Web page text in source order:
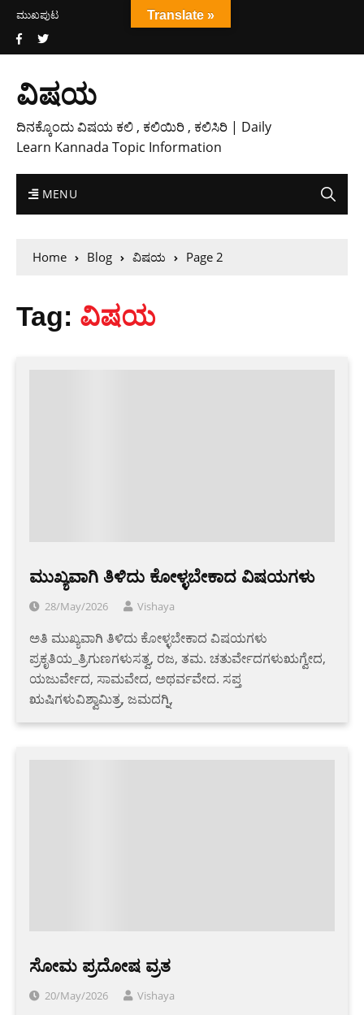
ಮುಖಪುಟ
ವಿಷಯ
ದಿನಕ್ಕೊಂದು ವಿಷಯ ಕಲಿ , ಕಲಿಯಿರಿ , ಕಲಿಸಿರಿ | Daily
Learn Kannada Topic Information
MENU
Home Blog ವಿಷಯ Page 2
Tag: ವಿಷಯ
ಮುಖ್ಯವಾಗಿ ತಿಳಿದು ಕೋಳ್ಳಬೇಕಾದ ವಿಷಯಗಳು
28/May/2026 Vishaya
ಅತಿ ಮುಖ್ಯವಾಗಿ ತಿಳಿದು ಕೋಳ್ಳಬೇಕಾದ ವಿಷಯಗಳು
ಪ್ರಕೃತಿಯ_ತ್ರಿಗುಣಗಳುಸತ್ವ, ರಜ, ತಮ. ಚತುರ್ವೇದಗಳುಋಗ್ವೇದ,
ಯಜುರ್ವೇದ, ಸಾಮವೇದ, ಅಥರ್ವವೇದ. ಸಪ್ತ
ಋಷಿಗಳುವಿಶ್ವಾಮಿತ್ರ, ಜಮದಗ್ನಿ,
ಸೋಮ ಪ್ರದೋಷ ವ್ರತ
20/May/2026 Vishaya
Translate »